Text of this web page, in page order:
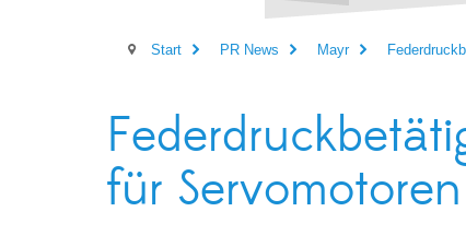
Start PR News Mayr
für Servomotoren